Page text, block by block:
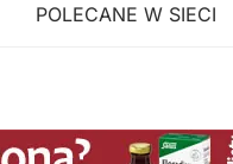
POLECANE W SIECI